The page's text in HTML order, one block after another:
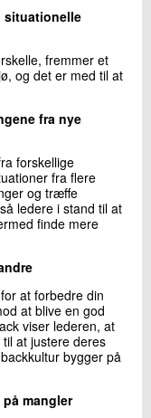
situationelle
fremmer et
og det er med til at
fra nye
forskellige
fra flere
og træffe
ledere i stand til at
finde mere
at forbedre din
at blive en god
viser lederen, at
at justere deres
bygger på
mangler